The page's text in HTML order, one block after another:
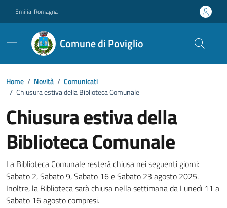
Emilia-Romagna
Comune di Poviglio
Home / Novità / Comunicati
/ Chiusura estiva della Biblioteca Comunale
Chiusura estiva della
Biblioteca Comunale
Dettagli della notizia
La Biblioteca Comunale resterà chiusa nei seguenti giorni:
Sabato 2, Sabato 9, Sabato 16 e Sabato 23 agosto 2025.
Inoltre, la Biblioteca sarà chiusa nella settimana da Lunedì 11 a
Sabato 16 agosto compresi.